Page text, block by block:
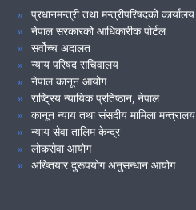
प्रधानमन्त्री तथा मन्त्रीपरिषदको कार्यालय
नेपाल सरकारको आधिकारीक पोर्टल
सर्वोच्च अदालत
न्याय परिषद सचिवालय
नेपाल कानून आयोग
राष्ट्रिय न्यायिक प्रतिष्ठान, नेपाल
कानून न्याय तथा संसदीय मामिला मन्त्रालय
न्याय सेवा तालिम केन्द्र
लोकसेवा आयोग
अख्तियार दुरूपयोग अनुसन्धान आयोग